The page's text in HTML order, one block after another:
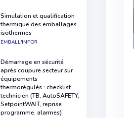
Simulation et qualification
thermique des emballages
isothermes
EMBALL'INFOR
Démarrage en sécurité
après coupure secteur sur
équipements
thermorégulés : checklist
technicien (TB, AutoSAFETY,
SetpointWAIT, reprise
programme, alarmes)